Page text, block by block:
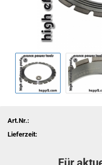
Art.Nr.:
Lieferzeit: